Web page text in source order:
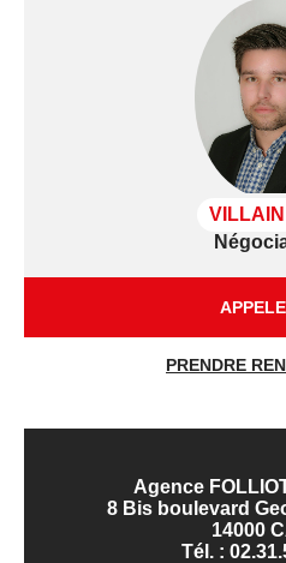
cherchant une entreprise
excellente réputation.
Contactez-nous pour plus
confidentielles et
Les informations sur les
est exposé sont
: www.georisques.gouv.fr
VILLAIN
PRENDRE
Agence
8 Bis boulevard
14000
Tél. :